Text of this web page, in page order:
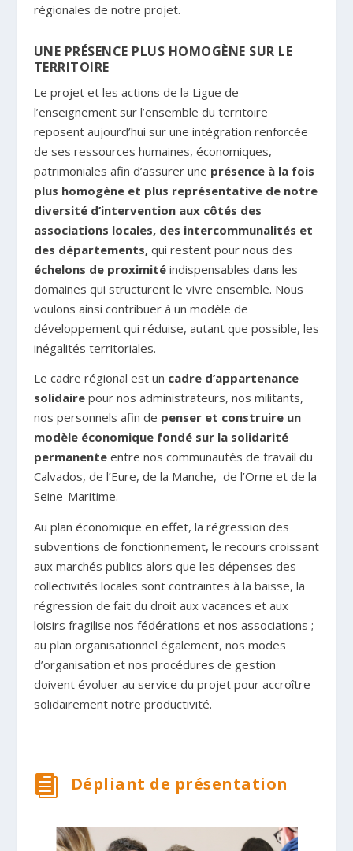
régionales de notre projet.
UNE PRÉSENCE PLUS HOMOGÈNE SUR LE
TERRITOIRE
Le projet et les actions de la Ligue de
l’enseignement sur l’ensemble du territoire
reposent aujourd’hui sur une intégration renforcée
de ses ressources humaines, économiques,
patrimoniales afin d’assurer une présence à la fois
plus homogène et plus représentative de notre
diversité d’intervention aux côtés des
associations locales, des intercommunalités et
des départements,qui restent pour nous des
échelons de proximité indispensables dans les
domaines qui structurent le vivre ensemble. Nous
voulons ainsi contribuer à un modèle de
développement qui réduise, autant que possible, les
inégalités territoriales.
Le cadre régional est un cadre d’appartenance
solidaire pour nos administrateurs, nos militants,
nos personnels afin de penser et construire un
modèle économique fondé sur la solidarité
permanente entre nos communautés de travail du
Calvados, de l’Eure, de la Manche, de l’Orne et de la
Seine-Maritime.
Au plan économique en effet, la régression des
subventions de fonctionnement, le recours croissant
aux marchés publics alors que les dépenses des
collectivités locales sont contraintes à la baisse, la
régression de fait du droit aux vacances et aux
loisirs fragilise nos fédérations et nos associations ;
au plan organisationnel également, nos modes
d’organisation et nos procédures de gestion
doivent évoluer au service du projet pour accroître
solidairement notre productivité.
 Dépliant de présentation